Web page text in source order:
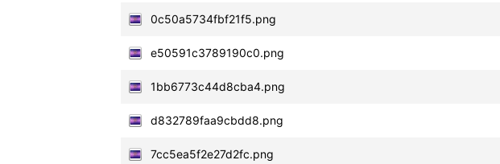
0c50a5734fbf21f5.png
e50591c3789190c0.png
1bb6773c44d8cba4.png
d832789faa9cbdd8.png
7cc5ea5f2e27d2fc.png